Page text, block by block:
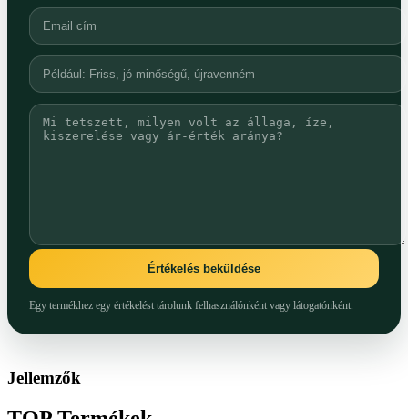
Értékelés beküldése
Egy termékhez egy értékelést tárolunk felhasználónként vagy látogatónként.
Jellemzők